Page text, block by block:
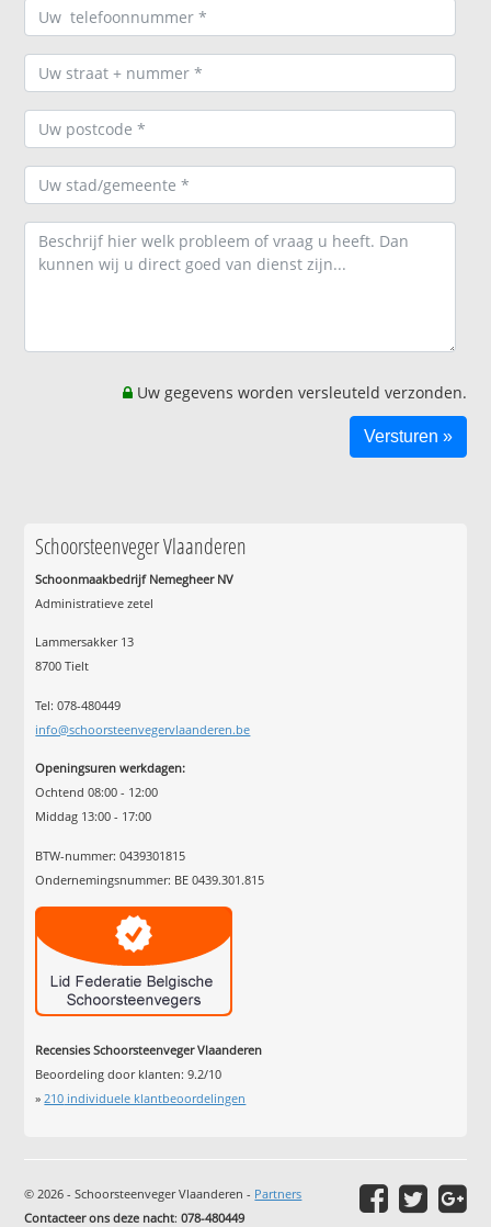
Uw gegevens worden versleuteld verzonden.
Schoorsteenveger Vlaanderen
Schoonmaakbedrijf Nemegheer NV
Administratieve zetel
Lammersakker 13
8700 Tielt
Tel: 078-480449
info@schoorsteenvegervlaanderen.be
Openingsuren werkdagen:
Ochtend 08:00 - 12:00
Middag 13:00 - 17:00
BTW-nummer: 0439301815
Ondernemingsnummer: BE 0439.301.815
Recensies Schoorsteenveger Vlaanderen
Beoordeling door klanten:9.2/10
»210 individuele klantbeoordelingen
© 2026 - Schoorsteenveger Vlaanderen - Partners
Contacteer ons deze nacht:078-480449